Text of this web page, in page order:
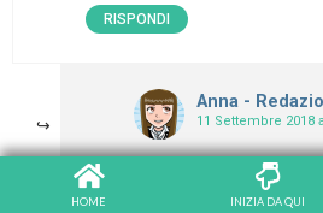
RISPONDI
Anna -
11 Settembre 2018
Grazie mille Fiorenzo!
HOME INIZIA DA QUI